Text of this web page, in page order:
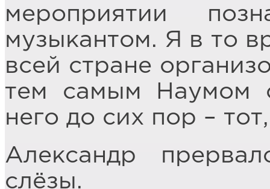
мероприятии
музыкантом. Я в то
всей стране
тем самым Наумом
него до сих пор –
Александр
слёзы.